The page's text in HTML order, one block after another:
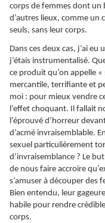
corps de femmes dont un
d’autres lieux, comme un
seuls, sans leur corps.
Dans ces deux cas, j’ai eu
j’étais instrumentalisé.
ce produit qu’on appelle
mercantile, terrifiante et
moi : pour mieux vendre
l’effet choquant. Il fallait
l’éprouvé d’horreur
d’acmé invraisemblable.
sexuel particulièrement
d’invraisemblance ? Le
de nous faire accroire
s’amuser à découper des
Bien entendu, leur
habile pour rendre
corps.